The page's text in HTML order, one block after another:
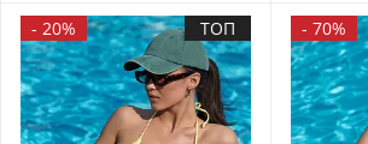
- 20% ТОП - 70%